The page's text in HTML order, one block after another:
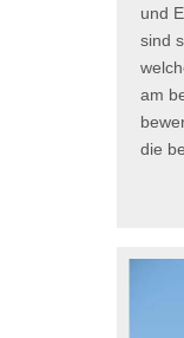
und
sind
am
die